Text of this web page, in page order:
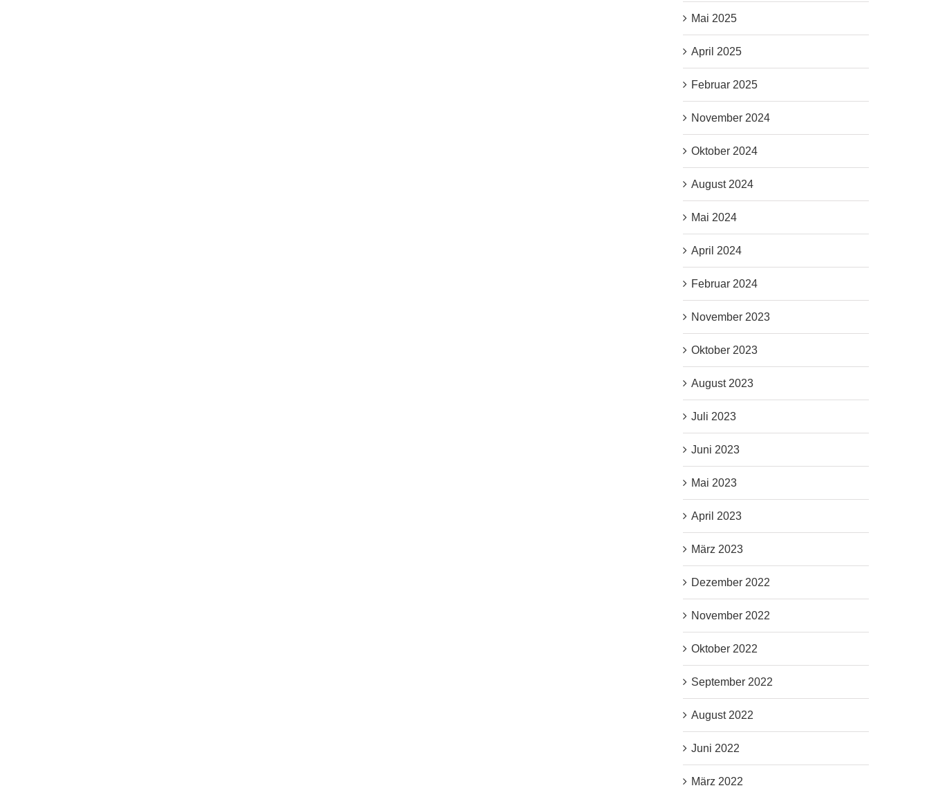
Mai 2025
April 2025
Februar 2025
November 2024
Oktober 2024
August 2024
Mai 2024
April 2024
Februar 2024
November 2023
Oktober 2023
August 2023
Juli 2023
Juni 2023
Mai 2023
April 2023
März 2023
Dezember 2022
November 2022
Oktober 2022
September 2022
August 2022
Juni 2022
März 2022